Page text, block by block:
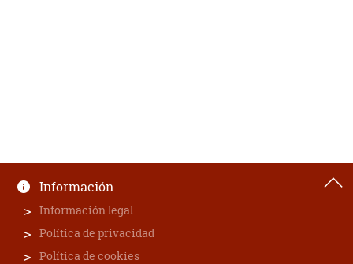
Información
Información legal
Política de privacidad
Política de cookies